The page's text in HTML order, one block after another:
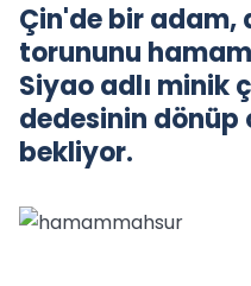
Çin'de bir adam,
torununu
Siyao adlı minik
dedesinin dönüp
bekliyor.